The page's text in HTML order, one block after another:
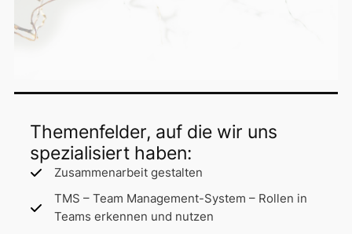
Themenfelder, auf die wir uns
spezialisiert haben:
Zusammenarbeit gestalten
TMS – Team Management-System – Rollen in
Teams erkennen und nutzen